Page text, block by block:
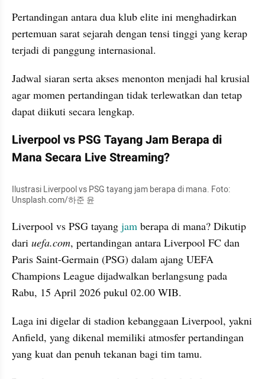
Pertandingan antara dua klub elite ini menghadirkan
pertemuan sarat sejarah dengan tensi tinggi yang kerap
terjadi di panggung internasional.
Jadwal siaran serta akses menonton menjadi hal krusial
agar momen pertandingan tidak terlewatkan dan tetap
dapat diikuti secara lengkap.
Liverpool vs PSG Tayang Jam Berapa di
Mana Secara Live Streaming?
Ilustrasi Liverpool vs PSG tayang jam berapa di mana. Foto:
Unsplash.com/하준 윤
Liverpool vs PSG tayang jam berapa di mana? Dikutip
dari uefa.com, pertandingan antara Liverpool FC dan
Paris Saint-Germain (PSG) dalam ajang UEFA
Champions League dijadwalkan berlangsung pada
Rabu, 15 April 2026 pukul 02.00 WIB.
Laga ini digelar di stadion kebanggaan Liverpool, yakni
Anfield, yang dikenal memiliki atmosfer pertandingan
yang kuat dan penuh tekanan bagi tim tamu.